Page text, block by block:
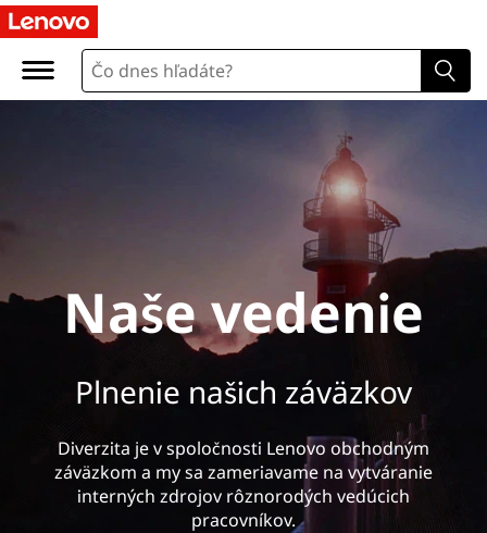
N
d
Naše vedenie
Plnenie našich záväzkov
Diverzita je v spoločnosti Lenovo obchodným
záväzkom a my sa zameriavame na vytváranie
interných zdrojov rôznorodých vedúcich
pracovníkov.